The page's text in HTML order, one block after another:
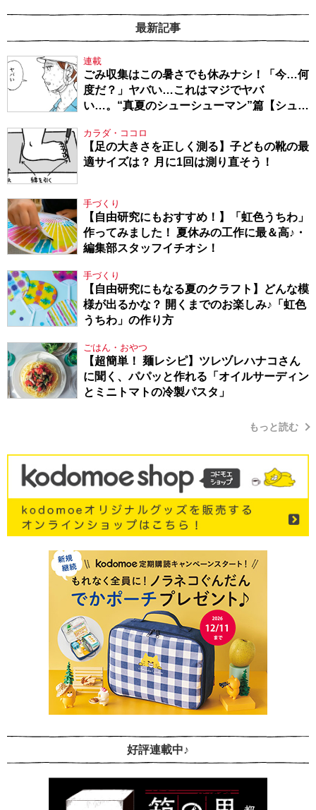
最新記事
連載
ごみ収集はこの暑さでも休みナシ！「今…何
度だ？」ヤバい…これはマジでヤバ
い…。“真夏のシューシューマン”篇【シュー
カラダ・ココロ
【足の大きさを正しく測る】子どもの靴の最
適サイズは？ 月に1回は測り直そう！
手づくり
【自由研究にもおすすめ！】「虹色うちわ」
作ってみました！ 夏休みの工作に最＆高♪・
編集部スタッフイチオシ！
手づくり
【自由研究にもなる夏のクラフト】どんな模
様が出るかな？ 開くまでのお楽しみ♪「虹色
うちわ」の作り方
ごはん・おやつ
【超簡単！ 麺レシピ】ツレヅレハナコさん
に聞く、パパッと作れる「オイルサーディン
とミニトマトの冷製パスタ」
もっと読む
好評連載中♪